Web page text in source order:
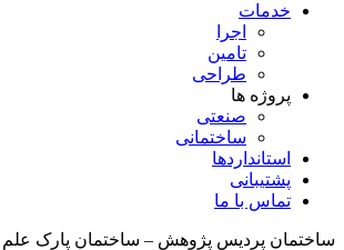
خدمات
اجرا
تامین
طراحی
پروژه ها
صنعتی
ساختمانی
استانداردها
پشتیبانی
تماس با ما
ساختمان پردیس پژوهش – ساختمان پارک علم